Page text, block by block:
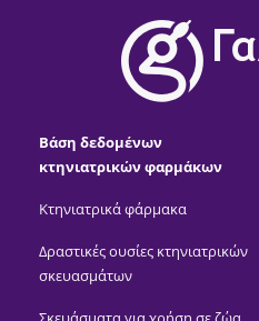
Βάση δεδομένων
κτηνιατρικών φαρμάκων
Κτηνιατρικά φάρμακα
Δραστικές ουσίες κτηνιατρικών
σκευασμάτων